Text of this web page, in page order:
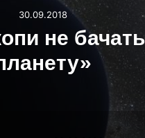
30.09.2018
не